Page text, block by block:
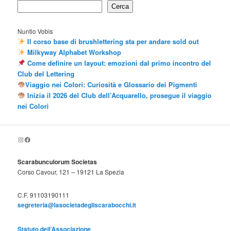
Cerca
Nuntio Vobis
Il corso base di brushlettering sta per andare sold out
Milkyway Alphabet Workshop
Come definire un layout: emozioni dal primo incontro del
Club del Lettering
Viaggio nei Colori: Curiosità e Glossario dei Pigmenti
Inizia il 2026 del Club dell’Acquarello, prosegue il viaggio
nei Colori
Scarabunculorum.societas
Scarabunculorum Societas
Scarabunculorum Societas
Corso Cavour, 121 – 19121 La Spezia
C.F. 91103190111
segreteria@lasocietadegliscarabocchi.it
Statuto dell’Associazione